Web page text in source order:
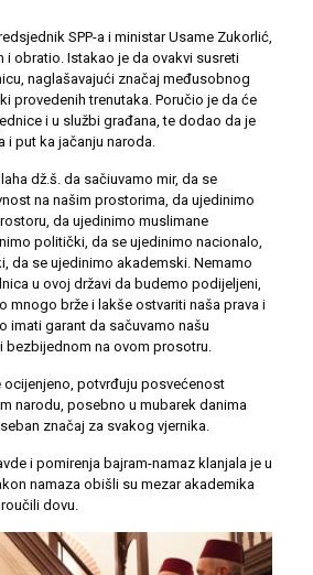
SPP-a i ministar Usame Zukorlić,
i obratio. Istakao je da ovakvi susreti
naglašavajući značaj međusobnog
provedenih trenutaka. Poručio je da će
i u službi građana, te dodao da je
i put ka jačanju naroda.
dž.š. da sačiuvamo mir, da se
na našim prostorima, da ujedinimo
da ujedinimo muslimane
politički, da se ujedinimo nacionalo,
da se ujedinimo akademski. Nemamo
u ovoj državi da budemo podijeljeni,
mnogo brže i lakše ostvariti naša prava i
imati garant da sačuvamo našu
bezbijednom na ovom prosotru.
ocijenjeno, potvrđuju posvećenost
narodu, posebno u mubarek danima
značaj za svakog vjernika.
i pomirenja bajram-namaz klanjala je u
namaza obišli su mezar akademika
dovu.